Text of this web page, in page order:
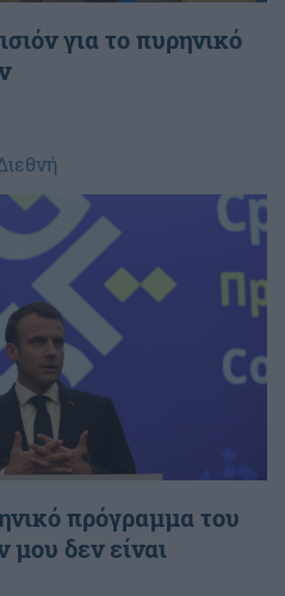
για το πυρηνικό
πρόγραμμα του
μου δεν είναι